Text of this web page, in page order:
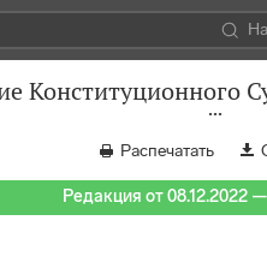
Конституционного
Распечатать
Редакция от 08.12.2022